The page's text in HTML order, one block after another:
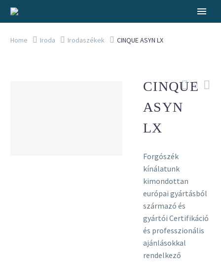
Home Iroda Irodaszékek CINQUE ASYN LX
CINQUE
ASYN
LX
Forgószék
kínálatunk
kimondottan
európai gyártásból
származó és
gyártói Certifikáció
és professzionális
ajánlásokkal
rendelkező